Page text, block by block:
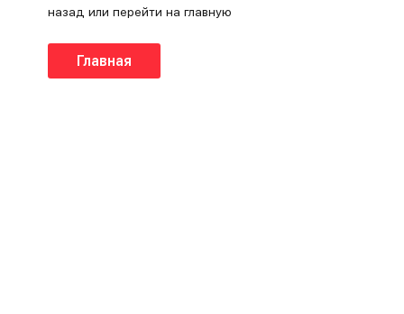
назад или перейти на главную
Главная